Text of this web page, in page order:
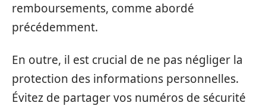
remboursements, comme abordé
précédemment.
En outre, il est crucial de ne pas négliger la
protection des informations personnelles.
Évitez de partager vos numéros de sécurité